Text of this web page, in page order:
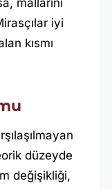
mallarını
iyi
kısmı
düzeyde
değişikliği,